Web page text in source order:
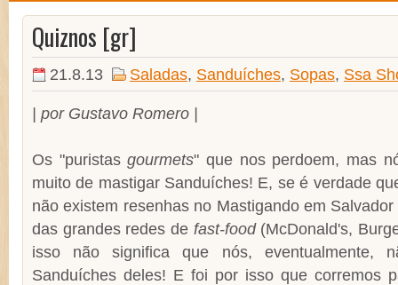
Quiznos [gr]
21.8.13 Saladas, Sanduíches, Sopas, Ssa
| por Gustavo Romero |
Os "puristasgourmets" que nos perdoem, mas
muito de mastigar Sanduíches! E, se é verdade
não existem resenhas no Mastigando em
das grandes redes de fast-food(McDonald's,
isso não significa que nós, eventualmente,
Sanduíches deles! E foi por isso que corremos